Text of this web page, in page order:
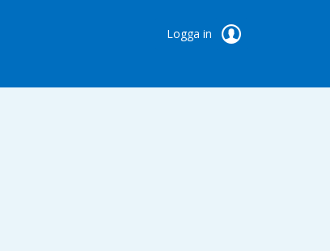
Logga in